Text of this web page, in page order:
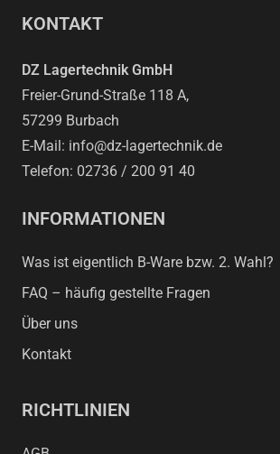
KONTAKT
DZ Lagertechnik GmbH
Freier-Grund-Straße 118 A,
57299 Burbach
E-Mail: info@dz-lagertechnik.de
Telefon: 02736 / 200 91 40
INFORMATIONEN
Was ist eigentlich B-Ware bzw. 2. Wahl?
FAQ – häufig gestellte Fragen
Über uns
Kontakt
RICHTLINIEN